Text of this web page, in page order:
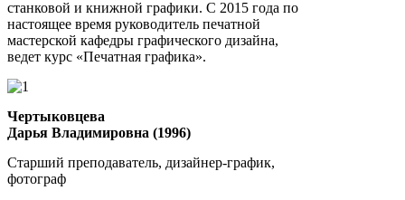
станковой и книжной графики. С 2015 года по
настоящее время руководитель печатной
мастерской кафедры графического дизайна,
ведет курс «Печатная графика».
Чертыковцева
Дарья Владимировна (1996)
Старший преподаватель, дизайнер-график,
фотограф